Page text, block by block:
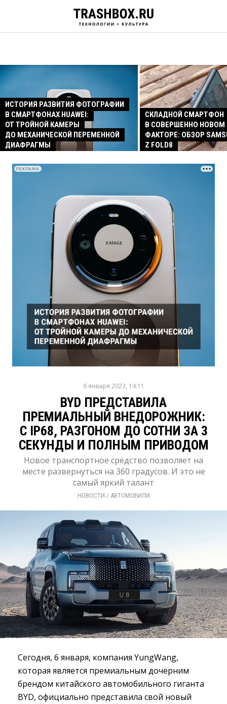
ИСТОРИЯ РАЗВИТИЯ ФОТОГРАФИИ
В СМАРТФОНАХ HUAWEI:
ОТ ТРОЙНОЙ КАМЕРЫ
ДО МЕХАНИЧЕСКОЙ ПЕРЕМЕННОЙ
ДИАФРАГМЫ
СКЛАДНОЙ СМАРТФОН
В СОВЕРШЕННО
ФАКТОРЕ: ОБЗОР
Z FOLD8
РЕКЛАМА
6 января 2023, 14:11
BYD ПРЕДСТАВИЛА
ПРЕМИАЛЬНЫЙ ВНЕДОРОЖНИК:
С IP68, РАЗГОНОМ ДО СОТНИ ЗА 3
СЕКУНДЫ И ПОЛНЫМ ПРИВОДОМ
Новое транспортное средство позволяет на
месте развернуться на 360 градусов. И это не
самый яркий талант
НОВОСТИ / АВТОМОБИЛИ
Сегодня, 6 января, компания YungWang,
которая является премиальным дочерним
брендом китайского автомобильного гиганта
BYD, официально представила свой новый